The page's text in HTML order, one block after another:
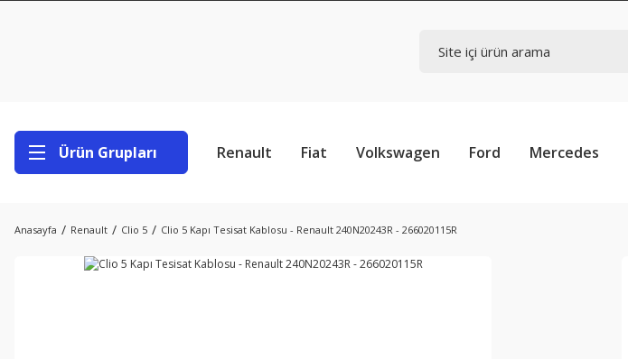
Ürün Grupları Renault Fiat Volkswagen Ford Mercedes
Anasayfa Renault Clio 5 Clio 5 Kapı Tesisat Kablosu - Renault 240N20243R - 266020115R